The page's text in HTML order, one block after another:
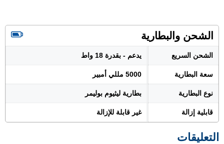
الشحن والبطارية
الشحن السريع يدعم - بقدرة 18 واط
سعة البطارية 5000 مللي أمبير
نوع البطارية بطارية ليثيوم بوليمر
قابلية إزالة غير قابلة للإزالة
التعليقات